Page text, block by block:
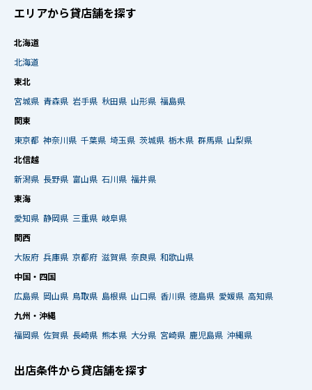
エリアから貸店舗を探す
北海道
北海道
東北
宮城県 青森県 岩手県 秋田県 山形県 福島県
関東
東京都 神奈川県 千葉県 埼玉県 茨城県 栃木県 群馬県 山梨県
北信越
新潟県 長野県 富山県 石川県 福井県
東海
愛知県 静岡県 三重県 岐阜県
関西
大阪府 兵庫県 京都府 滋賀県 奈良県 和歌山県
中国・四国
広島県 岡山県 鳥取県 島根県 山口県 香川県 徳島県 愛媛県 高知県
九州・沖縄
福岡県 佐賀県 長崎県 熊本県 大分県 宮崎県 鹿児島県 沖縄県
出店条件から貸店舗を探す